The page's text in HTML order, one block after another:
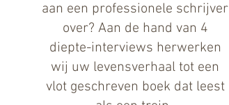
aan een professionele schrijver
over? Aan de hand van 4
diepte-interviews herwerken
wij uw levensverhaal tot een
vlot geschreven boek dat leest